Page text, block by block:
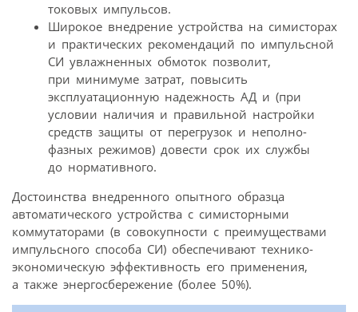
токовых импульсов.
Широкое внедрение устройства на симисторах
и практических рекомендаций по импульсной
СИ увлажненных обмоток позволит,
при минимуме затрат, повысить
эксплуатационную надежность АД и (при
условии наличия и правильной настройки
средств защиты от перегрузок и неполно-
фазных режимов) довести срок их службы
до нормативного.
Достоинства внедренного опытного образца
автоматического устройства с симисторными
коммутаторами (в совокупности с преимуществами
импульсного способа СИ) обеспечивают технико-
экономическую эффективность его применения,
а также энергосбережение (более 50%).